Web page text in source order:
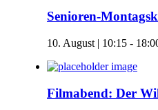
Senioren-
10. August | 10:15 -
Filmabend: Der